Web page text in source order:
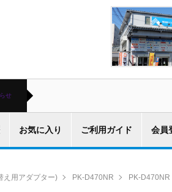
せ
お気に入り ご利用ガイド 会員
え用アダプター) PK-D470NR PK-D470NR